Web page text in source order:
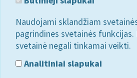
Naudojami sklandžiam
pagrindines svetainės funkcijas.
svetainė negali tinkamai veikti.
Analitiniai slapukai